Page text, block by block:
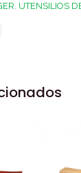
, UTENSILIOS